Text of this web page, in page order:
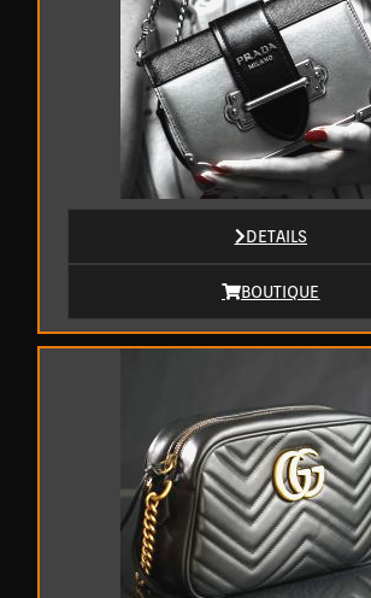
DETAILS
BOUTIQUE